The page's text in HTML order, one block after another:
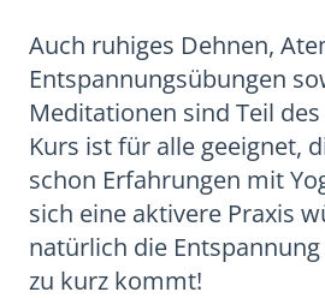
Auch ruhiges Dehnen,
Entspannungsübungen
Meditationen sind Teil
Kurs ist für alle geeignet,
schon Erfahrungen mit
sich eine aktivere Praxis
natürlich die
zu kurz kommt!